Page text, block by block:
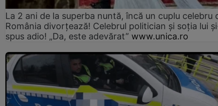
La 2 ani de la superba nuntă, încă un cuplu celebru
România divorțează! Celebrul politician și soția lui
spus adio! „Da, este adevărat” www.unica.ro